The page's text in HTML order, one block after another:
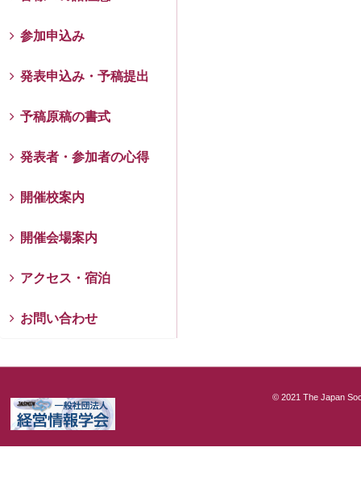
参加申込み
発表申込み・予稿提出
予稿原稿の書式
発表者・参加者の心得
開催校案内
開催会場案内
アクセス・宿泊
お問い合わせ
© 2021 The Japan